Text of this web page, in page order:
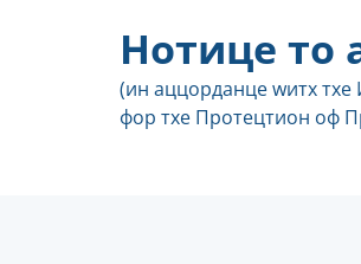
Нотице то
(ин аццорданце wитх
фор тхе Протецтион оф